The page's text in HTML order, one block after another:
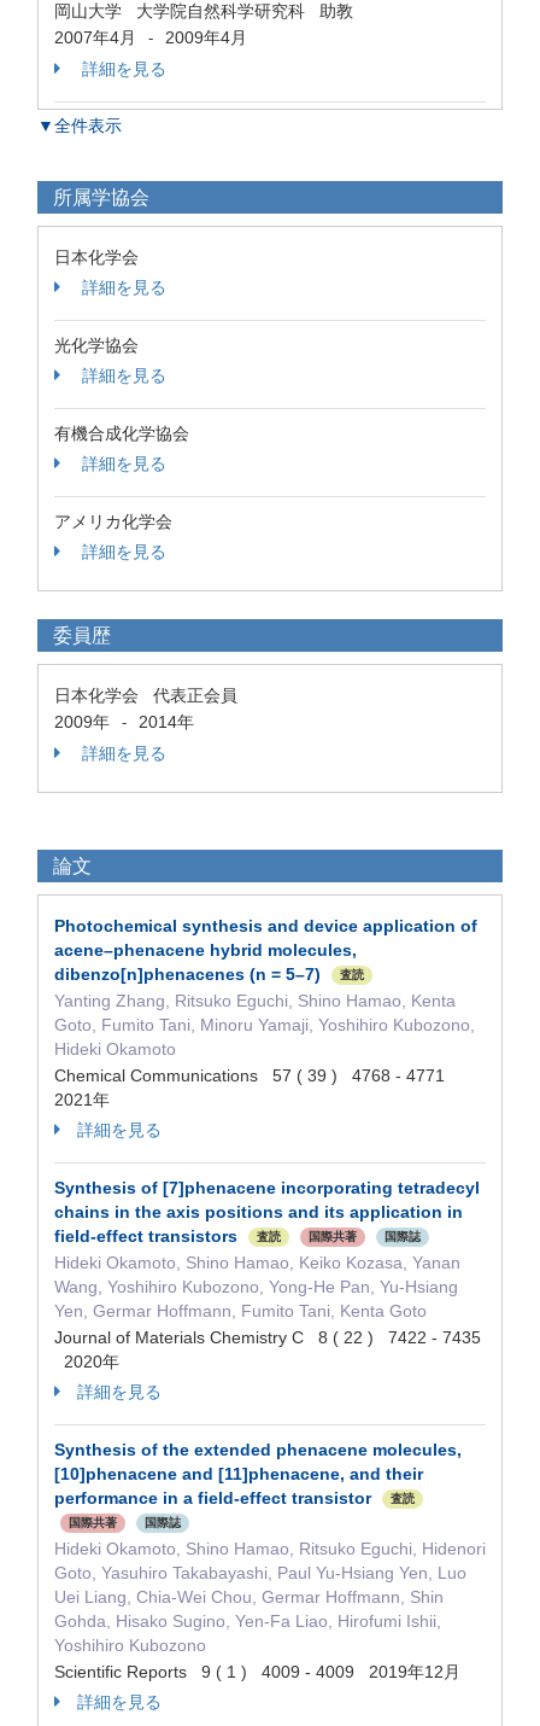
岡山大学 大学院自然科学研究科 助教
2007年4月
-
2009年4月
詳細を見る
▼全件表示
所属学協会
日本化学会
詳細を見る
光化学協会
詳細を見る
有機合成化学協会
詳細を見る
アメリカ化学会
詳細を見る
委員歴
日本化学会 代表正会員
2009年
-
2014年
詳細を見る
論文
Photochemical synthesis and device application of
acene–phenacene hybrid molecules,
dibenzo[n]phenacenes (n = 5–7)
査読
Yanting Zhang, Ritsuko Eguchi, Shino Hamao, Kenta
Goto, Fumito Tani, Minoru Yamaji, Yoshihiro Kubozono,
Hideki Okamoto
Chemical Communications 57 ( 39 ) 4768 - 4771
2021年
詳細を見る
Synthesis of [7]phenacene incorporating tetradecyl
chains in the axis positions and its application in
field-effect transistors
査読 国際共著 国際誌
Hideki Okamoto, Shino Hamao, Keiko Kozasa, Yanan
Wang, Yoshihiro Kubozono, Yong-He Pan, Yu-Hsiang
Yen, Germar Hoffmann, Fumito Tani, Kenta Goto
Journal of Materials Chemistry C 8 ( 22 ) 7422 - 7435
2020年
詳細を見る
Synthesis of the extended phenacene molecules,
[10]phenacene and [11]phenacene, and their
performance in a field-effect transistor
査読
国際共著
国際誌
Hideki Okamoto, Shino Hamao, Ritsuko Eguchi, Hidenori
Goto, Yasuhiro Takabayashi, Paul Yu-Hsiang Yen, Luo
Uei Liang, Chia-Wei Chou, Germar Hoffmann, Shin
Gohda, Hisako Sugino, Yen-Fa Liao, Hirofumi Ishii,
Yoshihiro Kubozono
Scientific Reports 9 ( 1 ) 4009 - 4009 2019年12月
詳細を見る